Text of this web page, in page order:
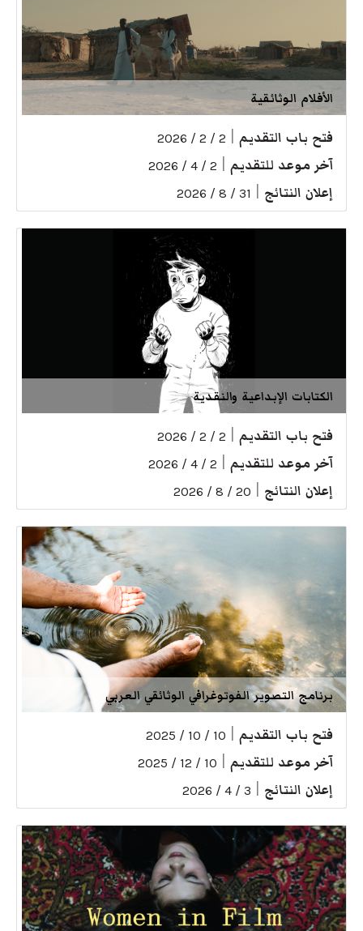
الأفلام الوثائقية
فتح باب التقديم 2 / 2 / 2026
آخر موعد للتقديم 2 / 4 / 2026
إعلان النتائج 31 / 8 / 2026
الكتابات الإبداعية والنقدية
فتح باب التقديم 2 / 2 / 2026
آخر موعد للتقديم 2 / 4 / 2026
إعلان النتائج 20 / 8 / 2026
برنامج التصوير الفوتوغرافي الوثائقي العربي
فتح باب التقديم 10 / 10 / 2025
آخر موعد للتقديم 10 / 12 / 2025
إعلان النتائج 3 / 4 / 2026